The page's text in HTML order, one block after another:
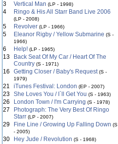
3 Vertical Man (LP - 1998)
4 Ringo & His All Starr Band Live 2006
(LP - 2008)
5 Revolver (LP - 1966)
5 Eleanor Rigby / Yellow Submarine (S -
1966)
6 Help! (LP - 1965)
13
Back Seat Of My Car / Heart Of The
Country (S - 1971)
16 Getting Closer / Baby's Request (S -
1979)
21 iTunes Festival: London (EP - 2007)
23 She Loves You / I`ll Get You (S - 1963)
26 London Town / I'm Carrying (S - 1978)
27
Photograph: The Very Best Of Ringo
Starr (LP - 2007)
29 Fine Line / Growing Up Falling Down (S
- 2005)
30 Hey Jude / Revolution (S - 1968)